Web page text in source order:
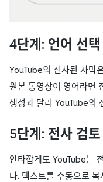
4단계: 언어 선택
YouTube의 전사된 자막
원본 동영상이 영어라면
생성과 달리 YouTube의
5단계: 전사 검
안타깝게도 YouTube는
다. 텍스트를 수동으로 복